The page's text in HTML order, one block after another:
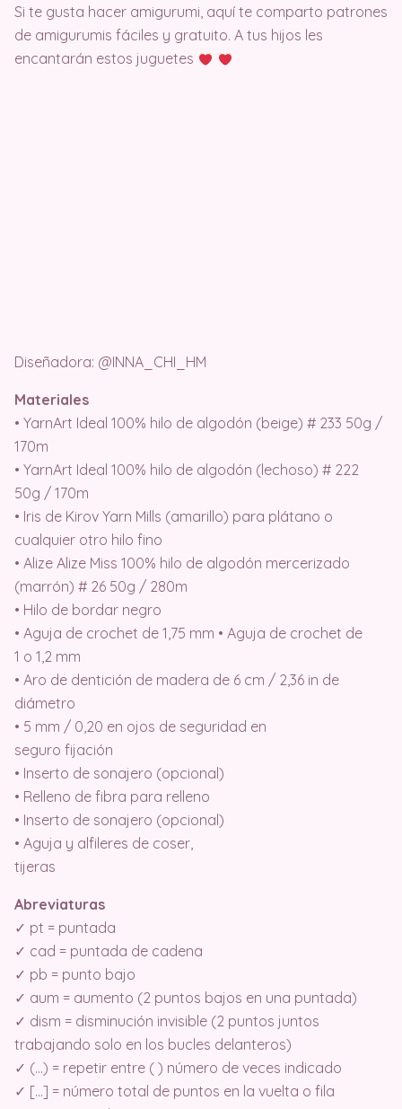
Si te gusta hacer amigurumi, aquí te comparto patrones
de amigurumis fáciles y gratuito. A tus hijos les
encantarán estos juguetes
Diseñadora: @INNA_CHI_HM
Materiales
• YarnArt Ideal 100% hilo de algodón (beige) # 233 50g /
170m
• YarnArt Ideal 100% hilo de algodón (lechoso) # 222
50g / 170m
• Iris de Kirov Yarn Mills (amarillo) para plátano o
cualquier otro hilo fino
• Alize Alize Miss 100% hilo de algodón mercerizado
(marrón) # 26 50g / 280m
• Hilo de bordar negro
• Aguja de crochet de 1,75 mm • Aguja de crochet de
1 o 1,2 mm
• Aro de dentición de madera de 6 cm / 2,36 in de
diámetro
• 5 mm / 0,20 en ojos de seguridad en
seguro fijación
• Inserto de sonajero (opcional)
• Relleno de fibra para relleno
• Inserto de sonajero (opcional)
• Aguja y alfileres de coser,
tijeras
Abreviaturas
✓ pt = puntada
✓ cad = puntada de cadena
✓ pb = punto bajo
✓ aum = aumento (2 puntos bajos en una puntada)
✓ dism = disminución invisible (2 puntos juntos
trabajando solo en los bucles delanteros)
✓ (…) = repetir entre ( ) número de veces indicado
✓ […] = número total de puntos en la vuelta o fila